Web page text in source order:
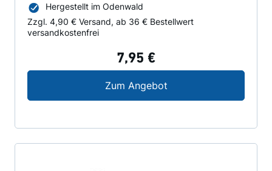
Hergestellt im Odenwald
Zzgl. 4,90 € Versand, ab 36 € Bestellwert
versandkostenfrei
7,95 €
Zum AngebotKoziol Eierbox Eggs